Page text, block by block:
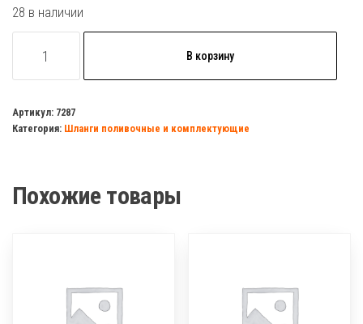
28 в наличии
товара
силиконовый
25х31мм
В корзину
Артикул: 7287
Категория: Шланги поливочные и комплектующие
Похожие товары